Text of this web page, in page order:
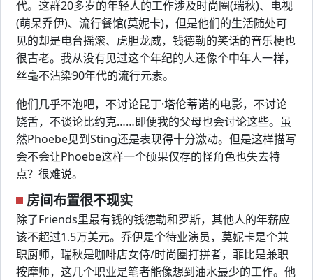
代。这群20多岁的年轻人的工作涉及时尚圈(瑞秋)、电视
(萌呆乔伊)、流行餐馆(莫妮卡)，但是他们的生活随处可
见的却是电台摇滚、虎胆龙威，钱德勒的笑话的音乐梗也
很古老。我从没有见过这个年纪的人还像个中年人一样，
丝毫不沾染90年代的流行元素。
他们几乎不泡吧，不讨论昆丁·塔伦蒂诺的电影，不讨论
饶舌，不谈论比约克……即便我的父母也会讨论这些。虽
然Phoebe见到Sting还是表现得十分激动。但是这样描写
会不会让Phoebe这样一个硕果仅存的怪角色也失去特
点？很难说。
房间布置很不现实
除了Friends里最有钱的钱德勒和罗斯，其他人的年薪应
该不超过1.5万美元。乔伊是个待业演员，莫妮卡是个兼
职厨师，瑞秋是咖啡店女侍/时尚圈打拼者，菲比是兼职
按摩师，这几个职业是笔者能像想到油水最少的工作。他